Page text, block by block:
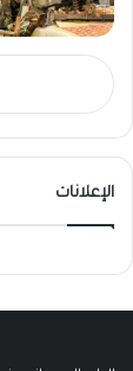
الإعلانات